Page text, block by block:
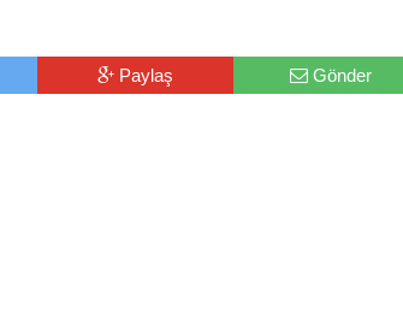
Paylaş Gönder